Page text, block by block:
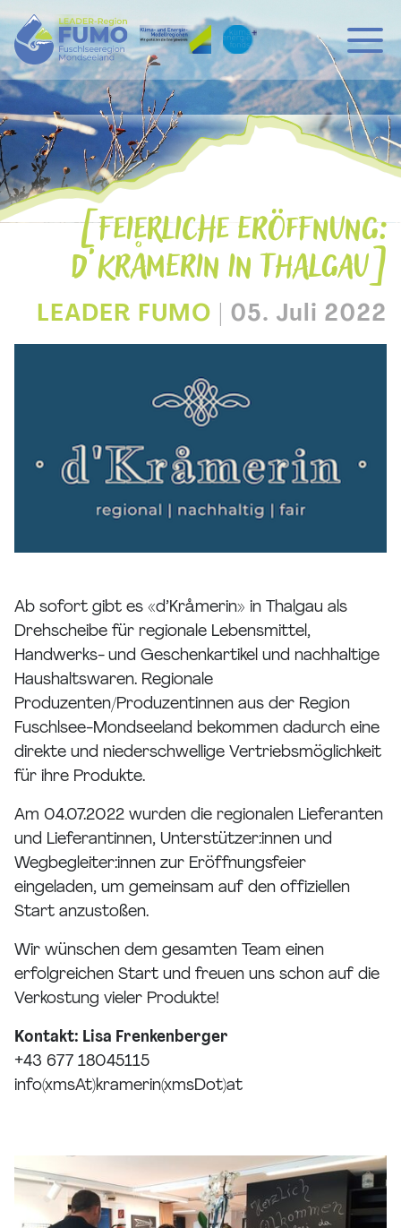
Hauptnavigation
Zum Inhalt
FEIERLICHE ERÖFFNUNG:
D‘KRÅMERIN IN THALGAU
LEADER FUMO 05. Juli 2022
Ab sofort gibt es «d’Kråmerin» in Thalgau als
Drehscheibe für regionale Lebensmittel,
Handwerks- und Geschenkartikel und nachhaltige
Haushaltswaren. Regionale
Produzenten/Produzentinnen aus der Region
Fuschlsee-Mondseeland bekommen dadurch eine
direkte und niederschwellige Vertriebsmöglichkeit
für ihre Produkte.
Am 04.07.2022 wurden die regionalen Lieferanten
und Lieferantinnen, Unterstützer:innen und
Wegbegleiter:innen zur Eröffnungsfeier
eingeladen, um gemeinsam auf den offiziellen
Start anzustoßen.
Wir wünschen dem gesamten Team einen
erfolgreichen Start und freuen uns schon auf die
Verkostung vieler Produkte!
Kontakt: Lisa Frenkenberger
+43 677 18045115
info(xmsAt)kramerin(xmsDot)at